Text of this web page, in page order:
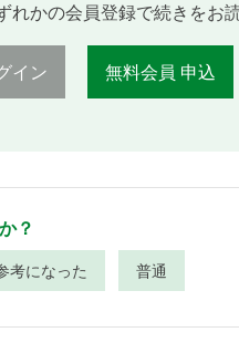
れかの会員登録で続きをお
イン 無料会員 申込
？
考になった 普通